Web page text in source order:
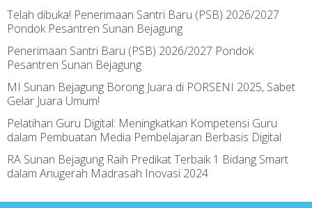
Telah dibuka! Penerimaan Santri Baru (PSB) 2026/2027
Pondok Pesantren Sunan Bejagung
Penerimaan Santri Baru (PSB) 2026/2027 Pondok
Pesantren Sunan Bejagung
MI Sunan Bejagung Borong Juara di PORSENI 2025, Sabet
Gelar Juara Umum!
Pelatihan Guru Digital: Meningkatkan Kompetensi Guru
dalam Pembuatan Media Pembelajaran Berbasis Digital
RA Sunan Bejagung Raih Predikat Terbaik 1 Bidang Smart
dalam Anugerah Madrasah Inovasi 2024